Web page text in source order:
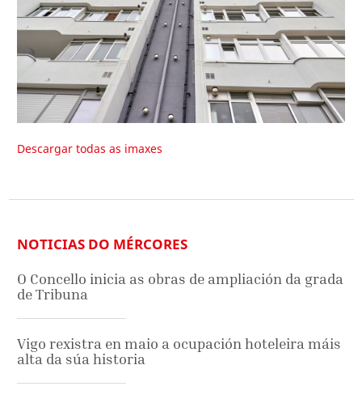
Descargar todas as imaxes
NOTICIAS DO MÉRCORES
O Concello inicia as obras de ampliación da grada
de Tribuna
Vigo rexistra en maio a ocupación hoteleira máis
alta da súa historia